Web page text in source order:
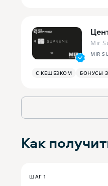
Mir
С КЕШБЭКОМ БОНУСЫ
Как
ШАГ 1